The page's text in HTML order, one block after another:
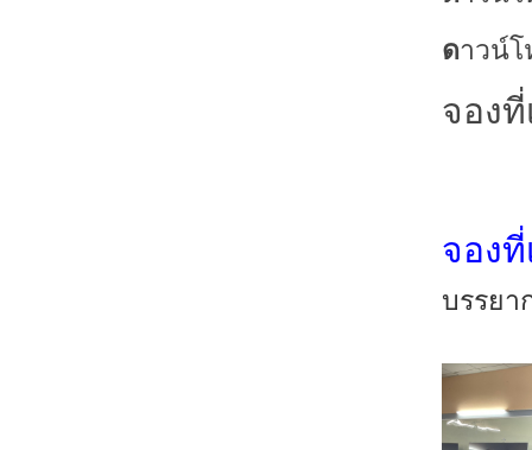
ดาวน์โ
จอง
จอง
บรรยา